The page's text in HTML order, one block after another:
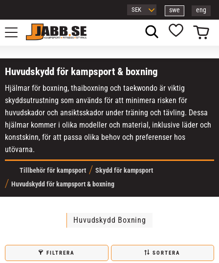
Meny
swe eng
Favoriter
Kundvagn
Huvudskydd för kampsport & boxning
Tillbehör för kampsport
Skydd för kampsport
Huvudskydd för kampsport & boxning
Hjälmar för boxning, thaiboxning och taekwondo är viktig
skyddsutrustning som används för att minimera risken för
huvudskador och ansiktsskador under träning och tävling. Dessa
hjälmar kommer i olika modeller och material, inklusive läder och
konstskinn, för att passa olika behov och preferenser hos
utövarna.
Huvudskydd Boxning
FILTRERA SORTERA